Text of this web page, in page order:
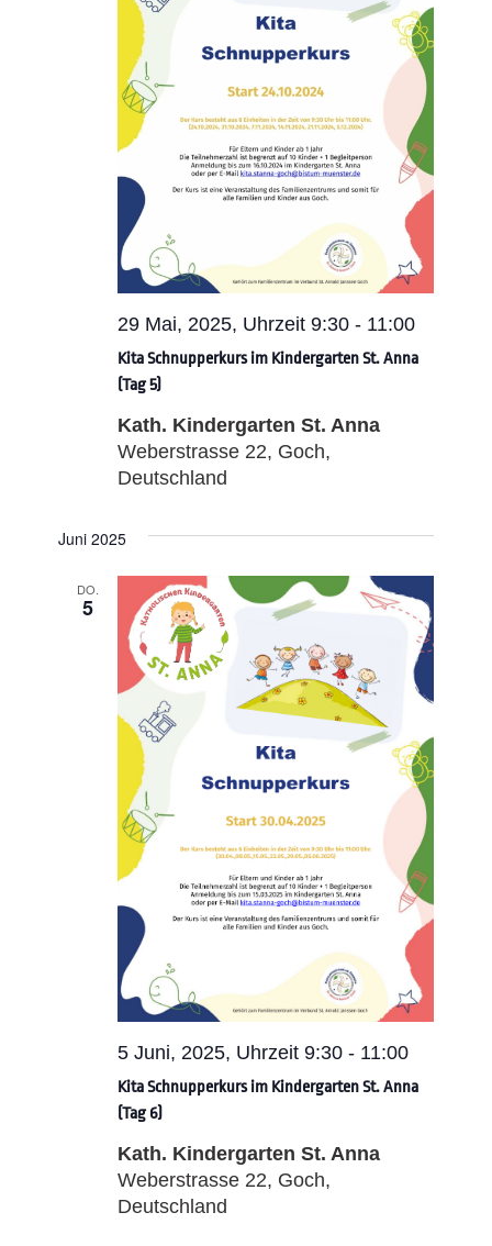
Kita Schnupperkurs im Kindergarten St. Anna
(Tag 5)
29 Mai, 2025, Uhrzeit 9:30 - 11:00
Kath. Kindergarten St. Anna
Weberstrasse 22, Goch,
Deutschland
Juni 2025
DO.
5
Kita Schnupperkurs im Kindergarten St. Anna
(Tag 6)
5 Juni, 2025, Uhrzeit 9:30 - 11:00
Kath. Kindergarten St. Anna
Weberstrasse 22, Goch,
Deutschland